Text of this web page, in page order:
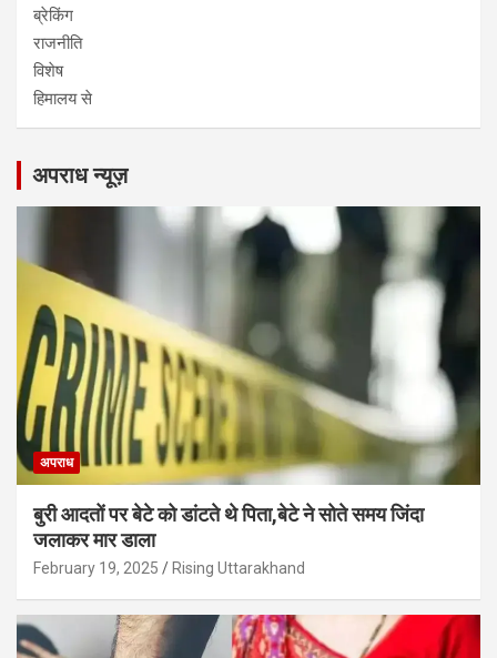
ब्रेकिंग
राजनीति
विशेष
हिमालय से
अपराध न्यूज़
अपराध
बुरी आदतों पर बेटे को डांटते थे पिता,बेटे ने सोते समय जिंदा
जलाकर मार डाला
February 19, 2025 Rising Uttarakhand